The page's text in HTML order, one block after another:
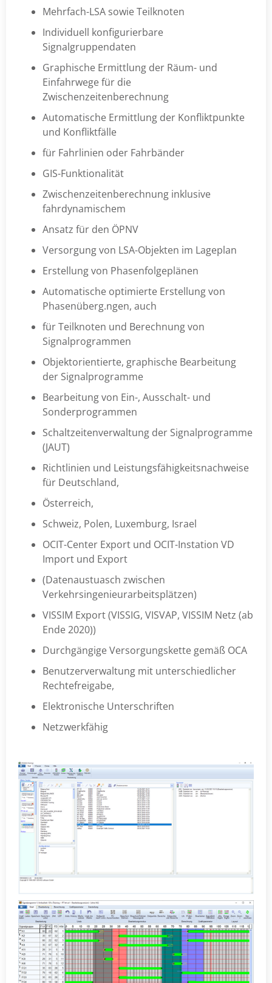
Mehrfach-LSA sowie Teilknoten
Individuell konfigurierbare
Signalgruppendaten
Graphische Ermittlung der Räum- und
Einfahrwege für die
Zwischenzeitenberechnung
Automatische Ermittlung der Konfliktpunkte
und Konfliktfälle
für Fahrlinien oder Fahrbänder
GIS-Funktionalität
Zwischenzeitenberechnung inklusive
fahrdynamischem
Ansatz für den ÖPNV
Versorgung von LSA-Objekten im Lageplan
Erstellung von Phasenfolgeplänen
Automatische optimierte Erstellung von
Phasenüberg.ngen, auch
für Teilknoten und Berechnung von
Signalprogrammen
Objektorientierte, graphische Bearbeitung
der Signalprogramme
Bearbeitung von Ein-, Ausschalt- und
Sonderprogrammen
Schaltzeitenverwaltung der Signalprogramme
(JAUT)
Richtlinien und Leistungsfähigkeitsnachweise
für Deutschland,
Österreich,
Schweiz, Polen, Luxemburg, Israel
OCIT-Center Export und OCIT-Instation VD
Import und Export
(Datenaustuasch zwischen
Verkehrsingenieurarbeitsplätzen)
VISSIM Export (VISSIG, VISVAP, VISSIM Netz (ab
Ende 2020))
Durchgängige Versorgungskette gemäß OCA
Benutzerverwaltung mit unterschiedlicher
Rechtefreigabe,
Elektronische Unterschriften
Netzwerkfähig